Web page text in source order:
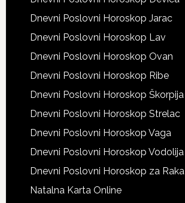
Dnevni Poslovni Horoskop Jarac
Dnevni Poslovni Horoskop Lav
Dnevni Poslovni Horoskop Ovan
Dnevni Poslovni Horoskop Ribe
Dnevni Poslovni Horoskop Škorpija
Dnevni Poslovni Horoskop Strelac
Dnevni Poslovni Horoskop Vaga
Dnevni Poslovni Horoskop Vodolija
Dnevni Poslovni Horoskop za Raka
Natalna Karta Online